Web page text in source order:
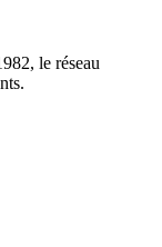
le réseau